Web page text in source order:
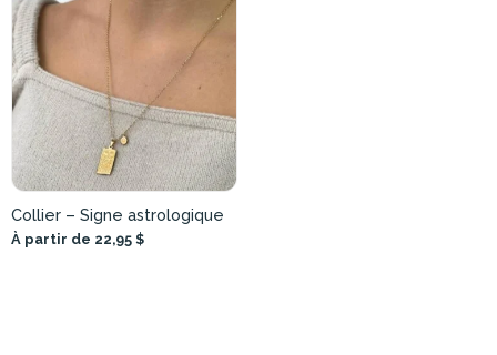
Collier – Signe astrologique
À partir de 22,95 $